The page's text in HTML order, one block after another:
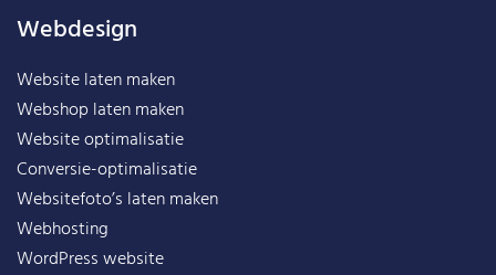
Webdesign
Website laten maken
Webshop laten maken
Website optimalisatie
Conversie-optimalisatie
Websitefoto’s laten maken
Webhosting
WordPress website